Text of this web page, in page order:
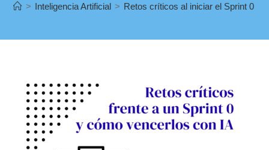
> Inteligencia Artificial > Retos críticos al iniciar el Sprint 0 y